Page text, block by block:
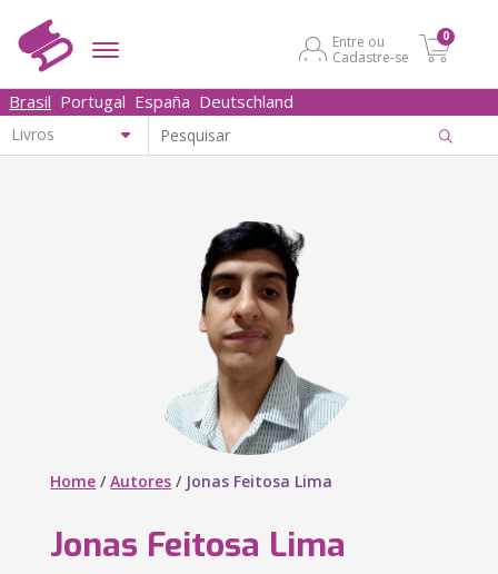
Entre ou
Cadastre-se
0
Brasil Portugal España Deutschland
Home /Autores / Jonas Feitosa Lima
Jonas Feitosa Lima